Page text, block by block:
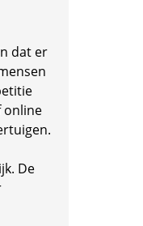
dat er
online
De